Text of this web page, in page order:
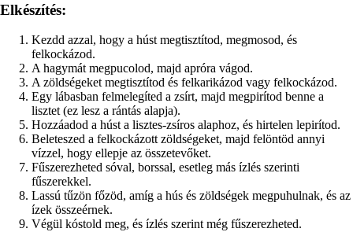
Elkészítés:
Kezdd azzal, hogy a húst megtisztítod, megmosod, és
felkockázod.
A hagymát megpucolod, majd apróra vágod.
A zöldségeket megtisztítod és felkarikázod vagy felkockázod.
Egy lábasban felmelegíted a zsírt, majd megpirítod benne a
lisztet (ez lesz a rántás alapja).
Hozzáadod a húst a lisztes-zsíros alaphoz, és hirtelen lepirítod.
Beleteszed a felkockázott zöldségeket, majd felöntöd annyi
vízzel, hogy ellepje az összetevőket.
Fűszerezheted sóval, borssal, esetleg más ízlés szerinti
fűszerekkel.
Lassú tűzön főzöd, amíg a hús és zöldségek megpuhulnak, és az
ízek összeérnek.
Végül kóstold meg, és ízlés szerint még fűszerezheted.